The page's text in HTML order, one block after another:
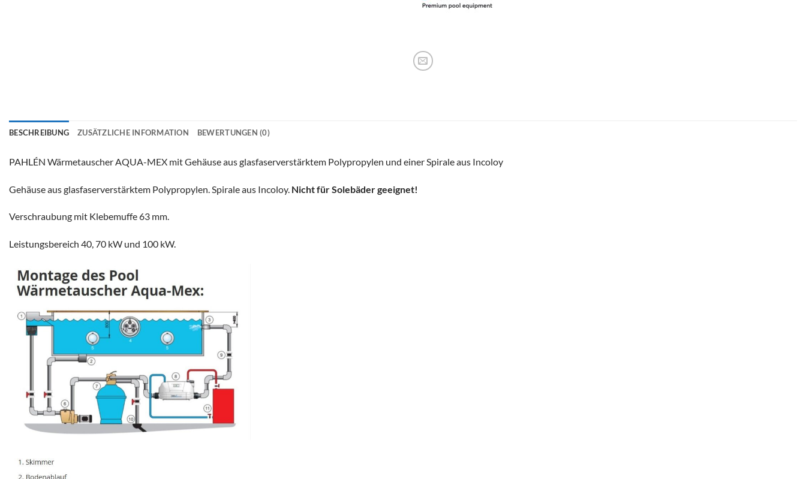
BESCHREIBUNG ZUSÄTZLICHE INFORMATION BEWERTUNGEN (0)
PAHLÉN Wärmetauscher AQUA-MEX mit Gehäuse aus glasfaserverstärktem Polypropylen und einer Spirale aus Incoloy
Gehäuse aus glasfaserverstärktem Polypropylen. Spirale aus Incoloy. Nicht für Solebäder geeignet!
Verschraubung mit Klebemuffe 63 mm.
Leistungsbereich 40, 70 kW und 100 kW.